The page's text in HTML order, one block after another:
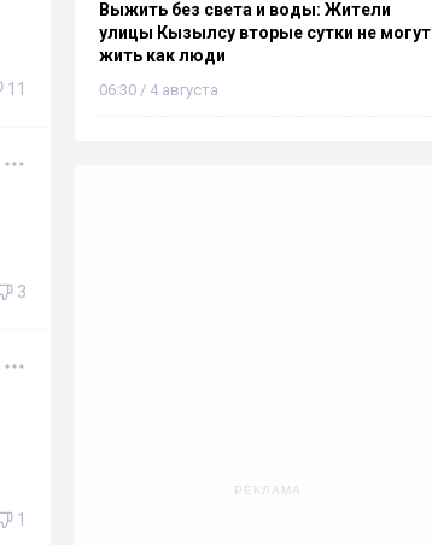
11
3
1
Выжить без света и воды: Жители
улицы Кызылсу вторые сутки не могут
жить как люди
06:30 / 4 августа